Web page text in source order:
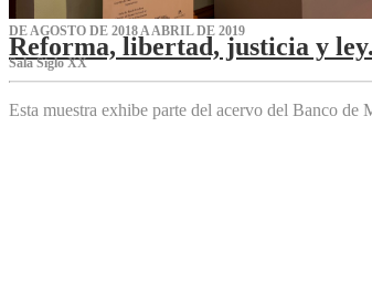
DE AGOSTO DE 2018 A ABRIL DE 2019
Reforma, libertad, justicia y
Sala Siglo XX
Esta muestra exhibe parte del acervo del Banco